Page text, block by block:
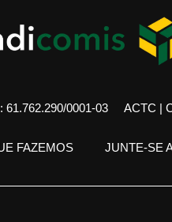
0001-03 ACTC |
FAZEMOS JUNTE-SE